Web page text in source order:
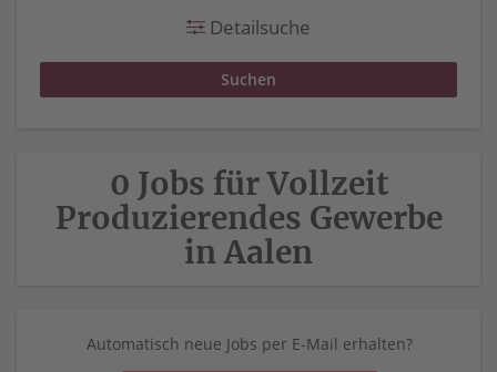
Detailsuche
0 Jobs für Vollzeit
Produzierendes Gewerbe
in Aalen
Automatisch neue Jobs per E-Mail erhalten?